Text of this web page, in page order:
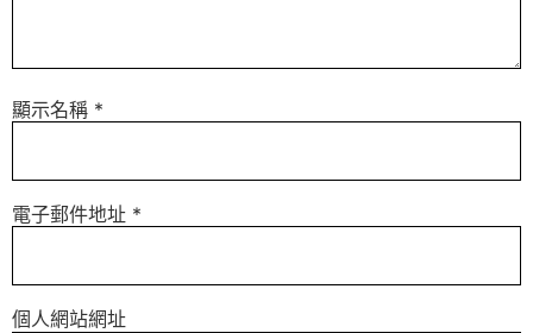
顯示名稱 *
電子郵件地址 *
個人網站網址